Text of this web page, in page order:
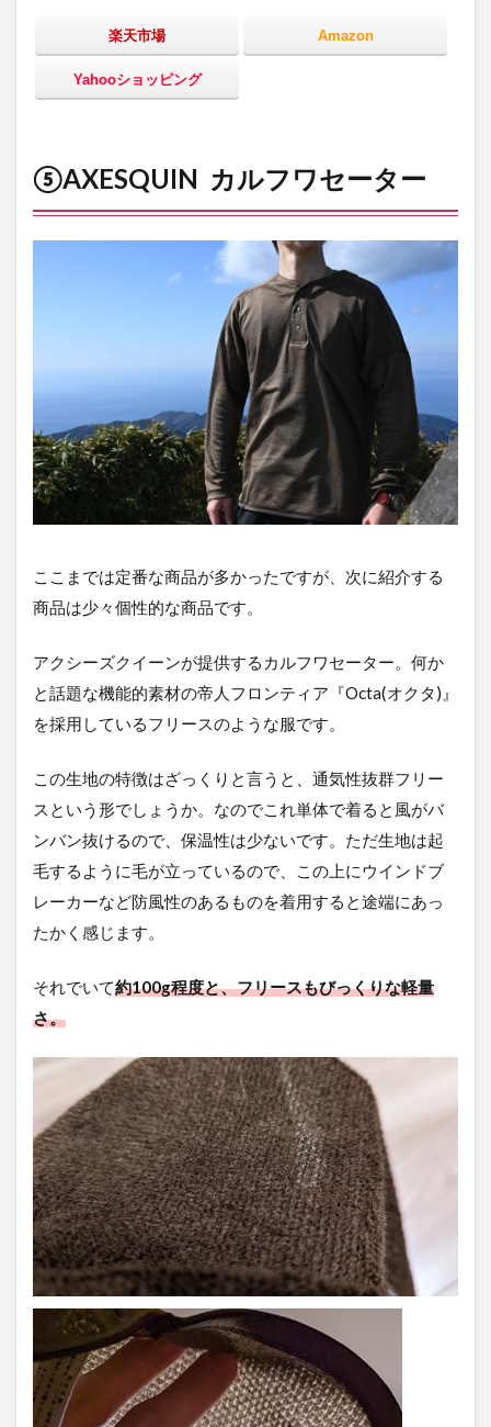
楽天市場 Amazon
Yahooショッピング
⑤AXESQUIN カルフワセーター
ここまでは定番な商品が多かったですが、次に紹介する
商品は少々個性的な商品です。
アクシーズクイーンが提供するカルフワセーター。何か
と話題な機能的素材の帝人フロンティア『Octa(オクタ)』
を採用しているフリースのような服です。
この生地の特徴はざっくりと言うと、通気性抜群フリー
スという形でしょうか。なのでこれ単体で着ると風がバ
ンバン抜けるので、保温性は少ないです。ただ生地は起
毛するように毛が立っているので、この上にウインドブ
レーカーなど防風性のあるものを着用すると途端にあっ
たかく感じます。
それでいて約100g程度と、フリースもびっくりな軽量
さ。